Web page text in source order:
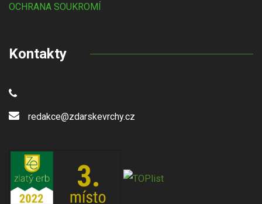
OCHRANA SOUKROMÍ
Kontakty
redakce@zdarskevrchy.cz